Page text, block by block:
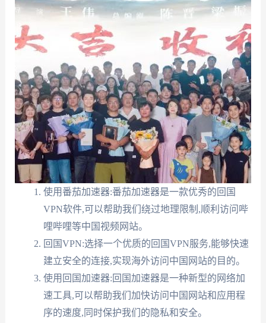
使用番茄加速器:番茄加速器是一款优秀的回国
VPN软件,可以帮助我们绕过地理限制,顺利访问哔
哩哔哩等中国视频网站。
回国VPN:选择一个优质的回国VPN服务,能够快速
建立安全的连接,实现海外访问中国网站的目的。
使用回国加速器:回国加速器是一种新型的网络加
速工具,可以帮助我们加快访问中国网站和应用程
序的速度,同时保护我们的隐私和安全。